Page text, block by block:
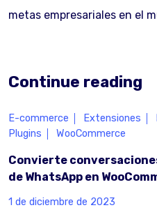
metas empresariales en el
Continue reading
E-commerce Extensiones
Plugins
WooCommerce
Convierte
de WhatsApp en
1 de diciembre de 2023